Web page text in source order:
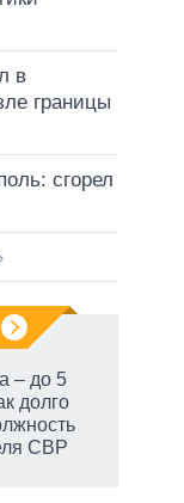
в
границы
сгорел
– до 5
долго
СВР